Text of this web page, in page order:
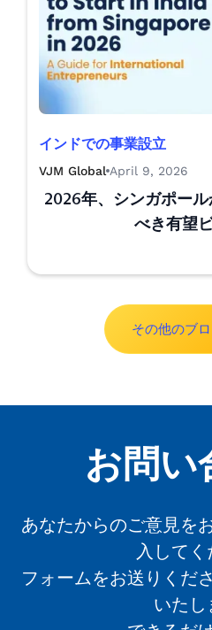
インドでの事業設立
VJM Global April 9, 2026
2026年、シンガポー
べき有望
その他のブ
お問い
あなたからのご意見を
入してく
フォームをお送りくだ
いたし